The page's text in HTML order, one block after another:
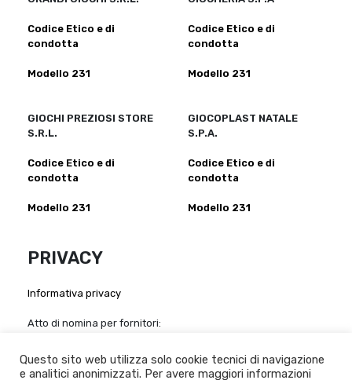
Codice Etico e di
condotta
Modello 231
Codice Etico e di
condotta
Modello 231
GIOCHI PREZIOSI STORE
S.R.L.
Codice Etico e di
condotta
Modello 231
GIOCOPLAST NATALE
S.P.A.
Codice Etico e di
condotta
Modello 231
PRIVACY
Informativa privacy
Atto di nomina per fornitori:
S.p.a
Grandi Giochi S.r.l Giochi Preziosi Store S.r.l
Giocoplast Nalale S.p.A
Questo sito web utilizza solo cookie tecnici di navigazione
e analitici anonimizzati. Per avere maggiori informazioni